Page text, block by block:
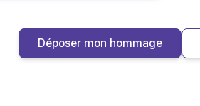
Déposer mon hommage